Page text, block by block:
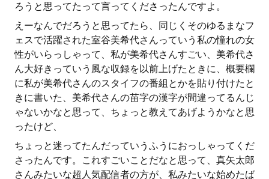
ろうと思ってたって言ってくださったんですよ。
えーなんでだろうと思ってたら、同じくそのゆるまなフ
ェスで活躍された室谷美希代さんっていう私の憧れの女
性がいらっしゃって、私が美希代さんすごい、美希代さ
ん大好きっていう風な収録を以前上げたときに、概要欄
に私が美希代さんのスタイフの番組とかを貼り付けたと
きに書いた、美希代さんの苗字の漢字が間違ってるんじ
ゃないかなと思って、ちょっと教えてあげようかなと思
ったけど、
ちょっと迷ってたんだっていうふうにおっしゃってくだ
さったんです。これすごいことだなと思って、真矢太郎
さんみたいな超人気配信者の方が、私みたいな始めたば